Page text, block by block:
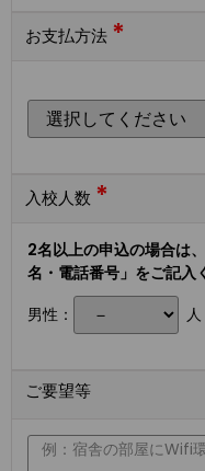
お支払方法 *
入校人数 *
2名以上の申込の場合は
名・電話番号」をご記入
男性：
人
ご要望等